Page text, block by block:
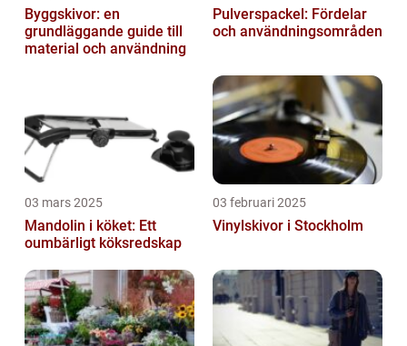
Byggskivor: en
grundläggande guide till
material och användning
Pulverspackel: Fördelar
och användningsområden
03 mars 2025
Mandolin i köket: Ett
oumbärligt köksredskap
03 februari 2025
Vinylskivor i Stockholm